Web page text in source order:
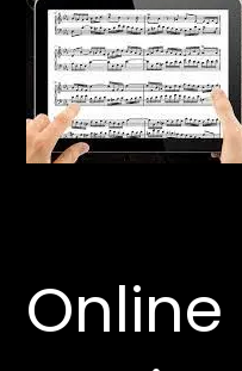
Online